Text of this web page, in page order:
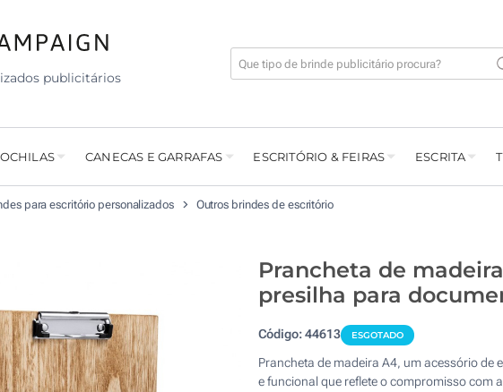
publicitários
CANECAS E GARRAFAS ESCRITÓRIO & FEIRAS ESCRITA
para escritório personalizados Outros brindes de escritório
Prancheta de
presilha para
Código:44613 ESGOTADO
Prancheta de madeira A4, um acessório de
e funcional que reflete o compromisso com